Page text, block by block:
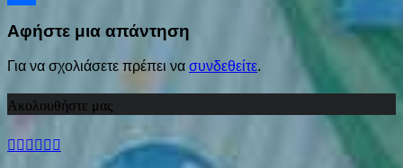
Αφήστε μια απάντηση
Για να σχολιάσετε πρέπει να συνδεθείτε.
Ακολουθήστε μας